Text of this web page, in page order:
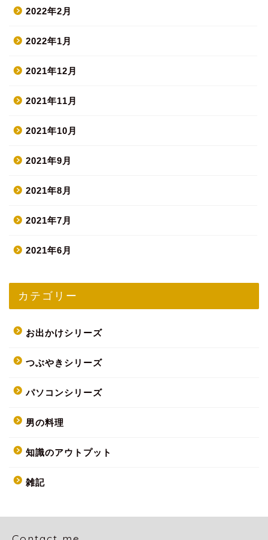
2022年2月
2022年1月
2021年12月
2021年11月
2021年10月
2021年9月
2021年8月
2021年7月
2021年6月
カテゴリー
お出かけシリーズ
つぶやきシリーズ
パソコンシリーズ
男の料理
知識のアウトプット
雑記